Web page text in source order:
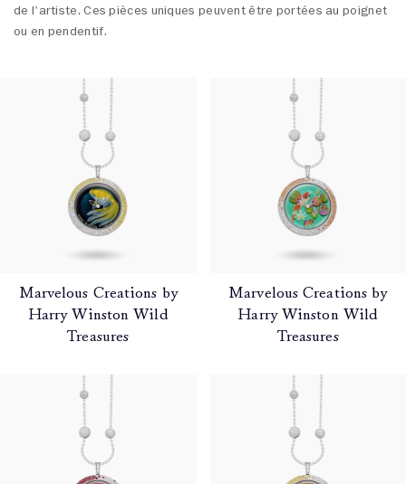
de l'artiste. Ces pièces uniques peuvent être portées au poignet
ou en pendentif.
Marvelous Creations by
Harry Winston Wild
Treasures
Marvelous Creations by
Harry Winston Wild
Treasures